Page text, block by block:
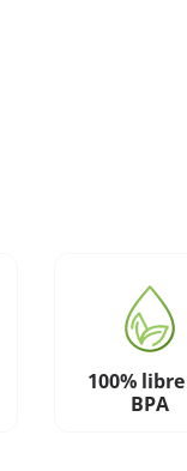
100%
BPA